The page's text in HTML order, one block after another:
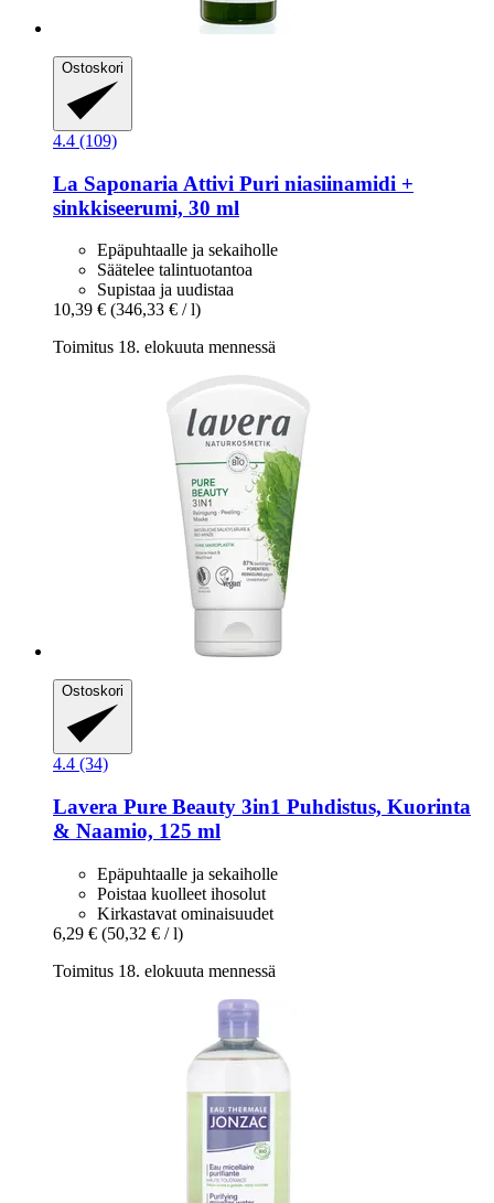
Ostoskori
4.4 (109)
La Saponaria Attivi Puri niasiinamidi +
sinkkiseerumi, 30 ml
Epäpuhtaalle ja sekaiholle
Säätelee talintuotantoa
Supistaa ja uudistaa
10,39 € (346,33 € / l)
Toimitus 18. elokuuta mennessä
Ostoskori
4.4 (34)
Lavera Pure Beauty 3in1 Puhdistus, Kuorinta
& Naamio, 125 ml
Epäpuhtaalle ja sekaiholle
Poistaa kuolleet ihosolut
Kirkastavat ominaisuudet
6,29 € (50,32 € / l)
Toimitus 18. elokuuta mennessä